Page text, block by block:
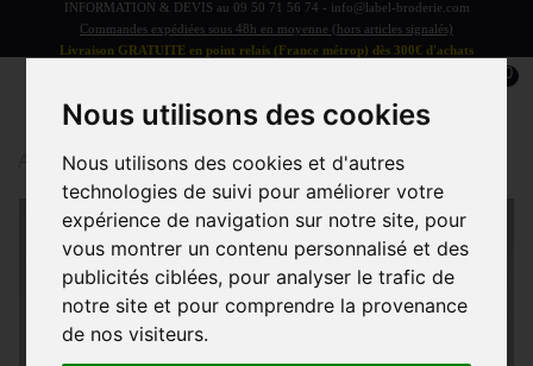
Nous utilisons des cookies
Nous utilisons des cookies et d'autres
technologies de suivi pour améliorer votre
expérience de navigation sur notre site, pour
vous montrer un contenu personnalisé et des
publicités ciblées, pour analyser le trafic de
notre site et pour comprendre la provenance
de nos visiteurs.
INFORMATION & DEVIS au 09 50 71 56 74 - info@label-broderie.com
Commandes expédiées sous 48h en moyenne (hors articles signalés)
Livraison GRATUITE en point relais (France métrop) dès 300€ d'achats
0
Accueil > Marinière THÉVIEC Armorlux - Tailles polos - L